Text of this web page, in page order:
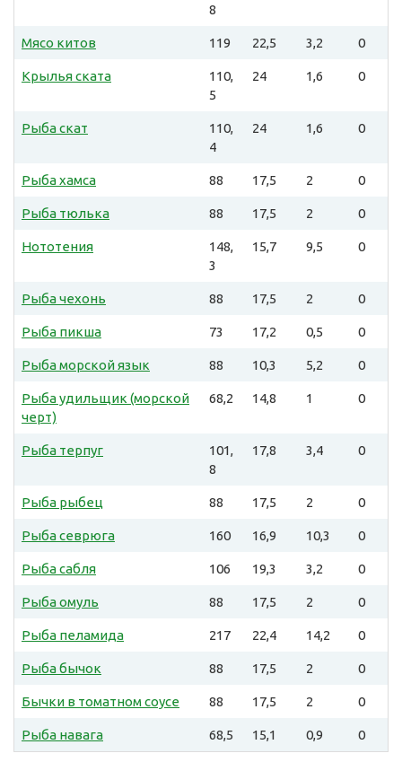
8
Мясо китов 119 22,5 3,2 0
Крылья ската
110,
5
24 1,6 0
Рыба скат
110,
4
24 1,6 0
Рыба хамса 88 17,5 2 0
Рыба тюлька 88 17,5 2 0
Нототения
148,
3
15,7 9,5 0
Рыба чехонь 88 17,5 2 0
Рыба пикша 73 17,2 0,5 0
Рыба морской язык 88 10,3 5,2 0
Рыба удильщик (морской
черт)
68,2 14,8 1 0
Рыба терпуг
101,
8
17,8 3,4 0
Рыба рыбец 88 17,5 2 0
Рыба севрюга 160 16,9 10,3 0
Рыба сабля 106 19,3 3,2 0
Рыба омуль 88 17,5 2 0
Рыба пеламида 217 22,4 14,2 0
Рыба бычок 88 17,5 2 0
Бычки в томатном соусе 88 17,5 2 0
Рыба навага 68,5 15,1 0,9 0